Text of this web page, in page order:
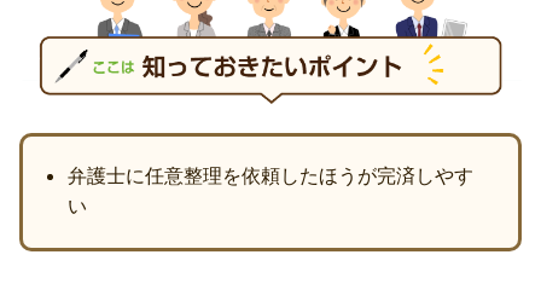
弁護士に任意整理を依頼したほうが完済しやす
い